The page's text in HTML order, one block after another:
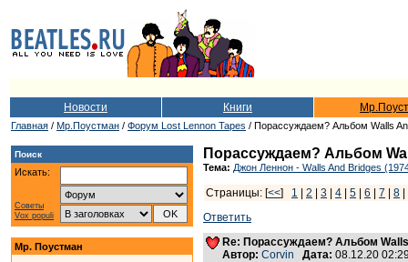
Новости Книги
Главная / Мр.Поустман / Форум Lost Lennon Tapes / Порассуждаем? Альбом Walls
Поиск
Искать:
Советы
Vox populi
Мр. Поустман
Порассуждаем? Альбом
Тема: Джон Леннон - Walls And Bridges
Страницы: [<<] 1 2 3 4 5 6 7 8
Ответить
Re: Порассуждаем? Альбом
Автор: Corvin Дата: 08.12.20